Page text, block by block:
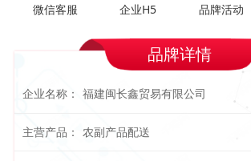
微信客服 企业H5 品牌活动
品牌详情
企业名称： 福建闽长鑫贸易有限公司
主营产品： 农副产品配送